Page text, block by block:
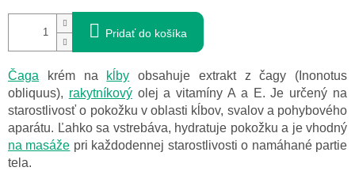
Pridať do košíka
Čaga krém na kĺby obsahuje extrakt z čagy (Inonotus
obliquus), rakytníkovýolej a vitamíny A a E. Je určený na
starostlivosť o pokožku v oblasti kĺbov, svalov a pohybového
aparátu. Ľahko sa vstrebáva, hydratuje pokožku a je vhodný
na masáže pri každodennej starostlivosti o namáhané partie
tela.